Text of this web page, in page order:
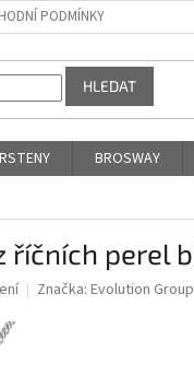
PODMÍNKY
HLEDAT
BROSWAY
říčních perel
Značka: Evolution Group